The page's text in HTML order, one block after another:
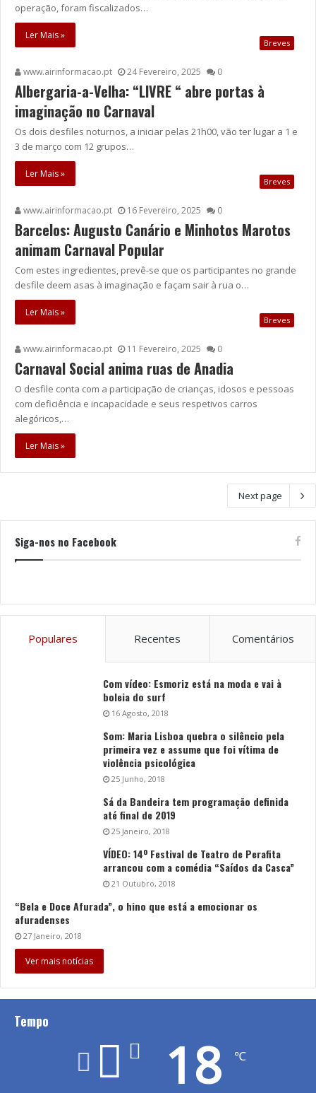
operação, foram fiscalizados…
Ler Mais »
Breves
www.airinformacao.pt 24 Fevereiro, 2025 0
Albergaria-a-Velha: “LIVRE “ abre portas à
imaginação no Carnaval
Os dois desfiles noturnos, a iniciar pelas 21h00, vão ter lugar a 1 e
3 de março com 12 grupos…
Ler Mais »
Breves
www.airinformacao.pt 16 Fevereiro, 2025 0
Barcelos: Augusto Canário e Minhotos Marotos
animam Carnaval Popular
Com estes ingredientes, prevê-se que os participantes no grande
desfile deem asas à imaginação e façam sair à rua o…
Ler Mais »
Breves
www.airinformacao.pt 11 Fevereiro, 2025 0
Carnaval Social anima ruas de Anadia
O desfile conta com a participação de crianças, idosos e pessoas
com deficiência e incapacidade e seus respetivos carros
alegóricos,…
Ler Mais »
Next page
Siga-nos no Facebook
Populares Recentes Comentários
Com vídeo: Esmoriz está na moda e vai à
boleia do surf
16 Agosto, 2018
Som: Maria Lisboa quebra o silêncio pela
primeira vez e assume que foi vítima de
violência psicológica
25 Junho, 2018
Sá da Bandeira tem programação definida
até final de 2019
25 Janeiro, 2018
VÍDEO: 14º Festival de Teatro de Perafita
arrancou com a comédia “Saídos da Casca”
21 Outubro, 2018
“Bela e Doce Afurada”, o hino que está a emocionar os
afuradenses
27 Janeiro, 2018
Ver mais notícias
Tempo
18 ℃